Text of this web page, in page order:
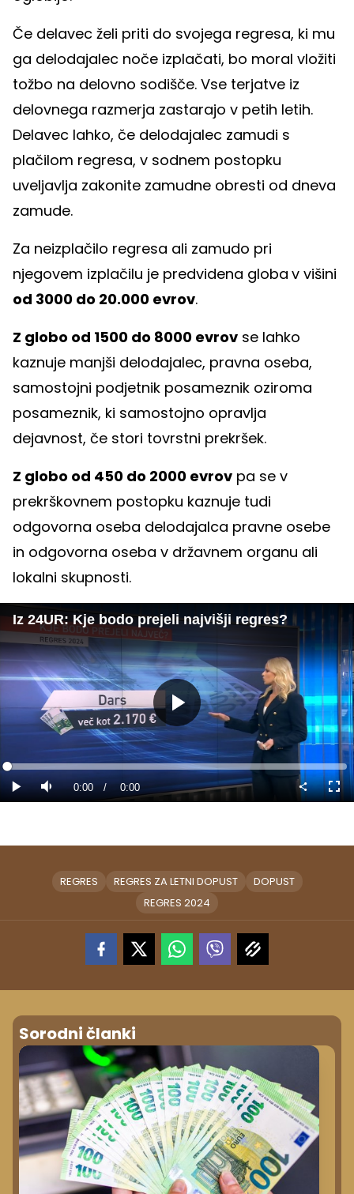
Če delavec želi priti do svojega regresa, ki mu
ga delodajalec noče izplačati, bo moral vložiti
tožbo na delovno sodišče. Vse terjatve iz
delovnega razmerja zastarajo v petih letih.
Delavec lahko, če delodajalec zamudi s
plačilom regresa, v sodnem postopku
uveljavlja zakonite zamudne obresti od dneva
zamude.
Za neizplačilo regresa ali zamudo pri
njegovem izplačilu je predvidena globa v višini
od 3000 do 20.000 evrov.
Z globo od 1500 do 8000 evrov se lahko
kaznuje manjši delodajalec, pravna oseba,
samostojni podjetnik posameznik oziroma
posameznik, ki samostojno opravlja
dejavnost, če stori tovrstni prekršek.
Z globo od 450 do 2000 evrov pa se v
prekrškovnem postopku kaznuje tudi
odgovorna oseba delodajalca pravne osebe
in odgovorna oseba v državnem organu ali
lokalni skupnosti.
Iz 24UR: Kje bodo prejeli najvišji regres?
Predvajaj
Predvajaj
Tiho Current
0:00 / Duration
0:00
Loaded:
0%
REGRES REGRES ZA LETNI DOPUST
DOPUST
REGRES 2024
Sorodni članki